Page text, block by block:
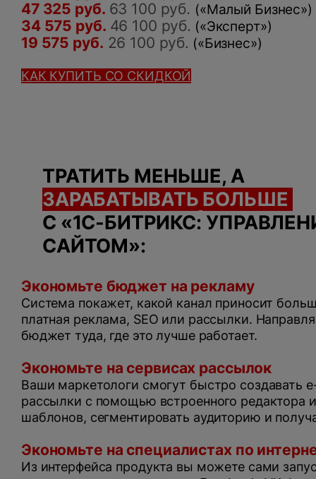
47 325 руб. 63 100 руб. («Малый Бизнес»)
34 575 руб. 46 100 руб. («Эксперт»)
19 575 руб. 26 100 руб. («Бизнес»)
КАК КУПИТЬ СО СКИДКОЙ
ТРАТИТЬ МЕНЬШЕ, А
ЗАРАБАТЫВАТЬ БОЛЬШЕ
С «1С-БИТРИКС:
САЙТОМ»:
Экономьте бюджет на рекламу
Система покажет, какой канал приносит
платная реклама, SЕО или рассылки.
бюджет туда, где это лучше работает.
Экономьте на сервисах рассылок
Ваши маркетологи смогут быстро создавать
рассылки с помощью встроенного редактора
шаблонов, сегментировать аудиторию и
Экономьте на специалистах по
Из интерфейса продукта вы можете сами